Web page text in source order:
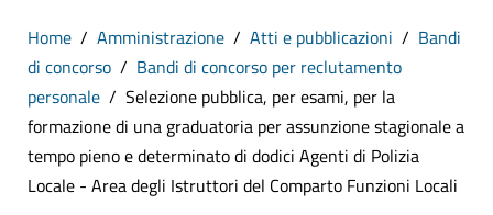
Home Amministrazione Atti e pubblicazioni
Bandi
di concorso
Bandi di concorso per reclutamento
personale
Selezione pubblica, per esami, per la
formazione di una graduatoria per assunzione stagionale a
tempo pieno e determinato di dodici Agenti di Polizia
Locale - Area degli Istruttori del Comparto Funzioni Locali